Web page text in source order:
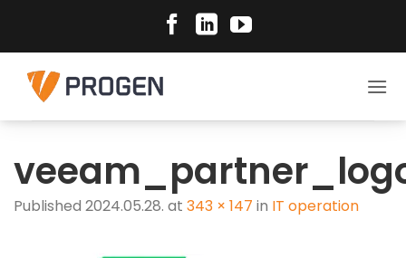
content
Published 2024.05.28. at 343 × 147 in IT operation